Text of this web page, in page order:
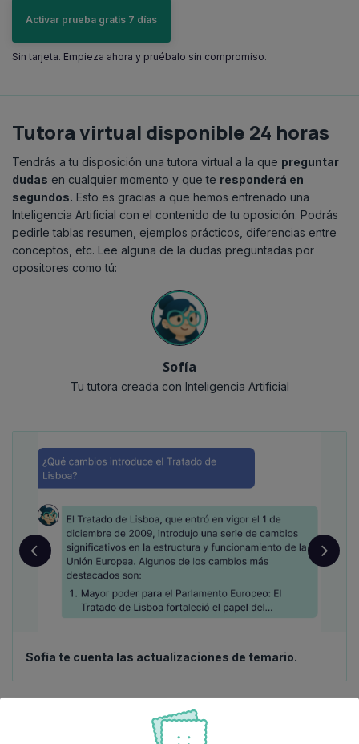
Activar prueba gratis 7 días
Sin tarjeta. Empieza ahora y pruébalo sin compromiso.
Tutora virtual disponible 24 horas
Tendrás a tu disposición una tutora virtual a la que preguntar
dudas en cualquier momento y que te responderá en
segundos. Esto es gracias a que hemos entrenado una
Inteligencia Artificial con el contenido de tu oposición. Podrás
pedirle tablas resumen, ejemplos prácticos, diferencias entre
conceptos, etc. Lee alguna de la dudas preguntadas por
opositores como tú:
Sofía
Tu tutora creada con Inteligencia Artificial
Sofía te cuenta las actualizaciones de temario.
Activar prueba gratis 7 días